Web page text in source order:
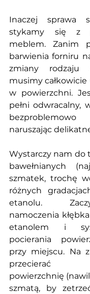
Inaczej sprawa
stykamy się z
meblem. Zanim
barwienia forniru
zmiany rodzaju
musimy
w powierzchni.
pełni odwracalny,
naruszając
Wystarczy nam do
bawełnianych
szmatek, trochę
różnych
etanolu.
namoczenia
etanolem i
pocierania
przy miejscu. Na
przecierać
powierzchnię
szmatą, by